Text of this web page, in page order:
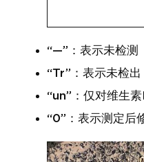
“—”：表示未检测
“Tr”：表示未检出
“un”：仅对维生
“0”：表示测定后